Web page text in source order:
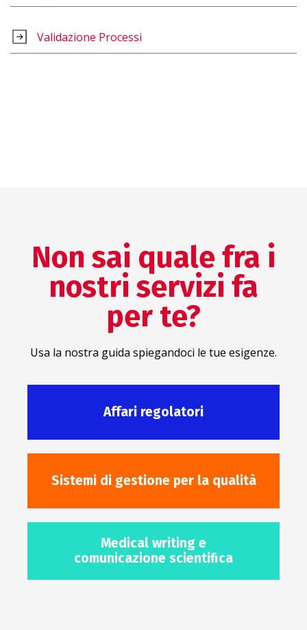
Validazione Processi
Non sai quale fra i
nostri servizi fa
per te?
Usa la nostra guida spiegandoci le tue esigenze.
Affari regolatori
Sistemi di gestione per la qualità
Medical writing e
comunicazione scientifica